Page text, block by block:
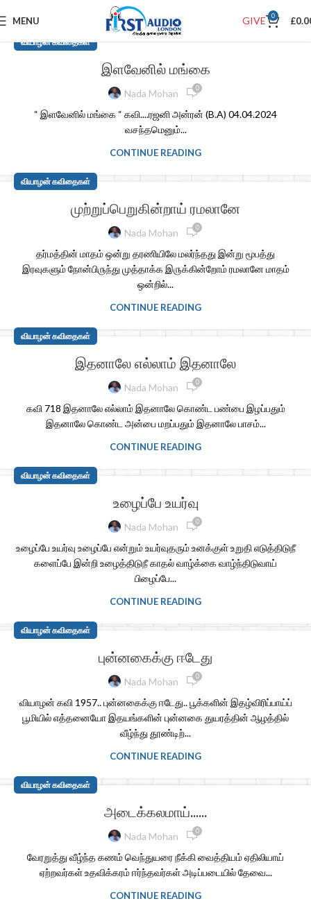
MENU GIVE 0 £
வியாழன் கவிதைகள்
இளவேனில் மங்கை
Nada Mohan 0
“ இளவேனில் மங்கை “ கவி....ரஜனி அன்ரன் (B.A) 04.04.2024
வசந்தமெனும்...
CONTINUE READING
வியாழன் கவிதைகள்
முற்றுப்பெறுகின்றாய் ரமலானே
Nada Mohan 0
தர்மத்தின் மாதம் ஒன்று தரணியிலே மலர்ந்தது இன்று மூபத்து
இரவுகளும் நோன்பி௫ந்து முத்தாக்க இ௫க்கின்றோம் ரமலானே மாதம்
ஒன்றில்...
CONTINUE READING
வியாழன் கவிதைகள்
இதனாலே எல்லாம் இதனாலே
Nada Mohan 0
கவி 718 இதனாலே எல்லாம் இதனாலே கொண்ட பண்பை இழப்பதும்
இதனாலே கொண்ட அன்பை மறப்பதும் இதனாலே பாசம்...
CONTINUE READING
வியாழன் கவிதைகள்
உழைப்பே உயர்வு
Nada Mohan 0
உழைப்பே உயர்வு உழைப்பே என்றும் உயர்வுதரும் உனக்குள் உறுதி எடுத்திடுநீ
களைப்பே இன்றி உழைத்திடுநீ காதல் வாழ்க்கை வாழ்ந்திடுவாய்
பிழைப்பே...
CONTINUE READING
வியாழன் கவிதைகள்
புன்னகைக்கு ஈடேது
Nada Mohan 0
வியாழன் கவி 1957.. புன்னகைக்கு ஈடேது.. பூக்களின் இதழ்விரிப்பாய்ப்
பூமியில் எத்தனையோ இதயங்களின் புன்னகை துயரத்தின் ஆழத்தில்
வீழ்ந்து தூண்டிற்...
CONTINUE READING
வியாழன் கவிதைகள்
அடைக்கலமாய்……
Nada Mohan 0
வேரறுத்து வீழ்ந்த கணம் வெந்துயரை நீக்கி வைத்தியம் ஏதிலியாய்
ஏற்றவர்கள் உதவிக்கரம் ஈர்ந்தவர்கள் அடிப்படையில் தேவை...
CONTINUE READING